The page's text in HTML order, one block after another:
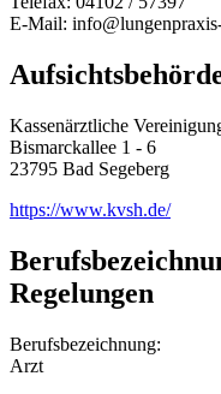
E-Mail:
Kassenärztliche
Bismarckallee 1 - 6
23795 Bad Segeberg
https://www.kvsh.de/
Regelungen
Berufsbezeichnung:
Arzt